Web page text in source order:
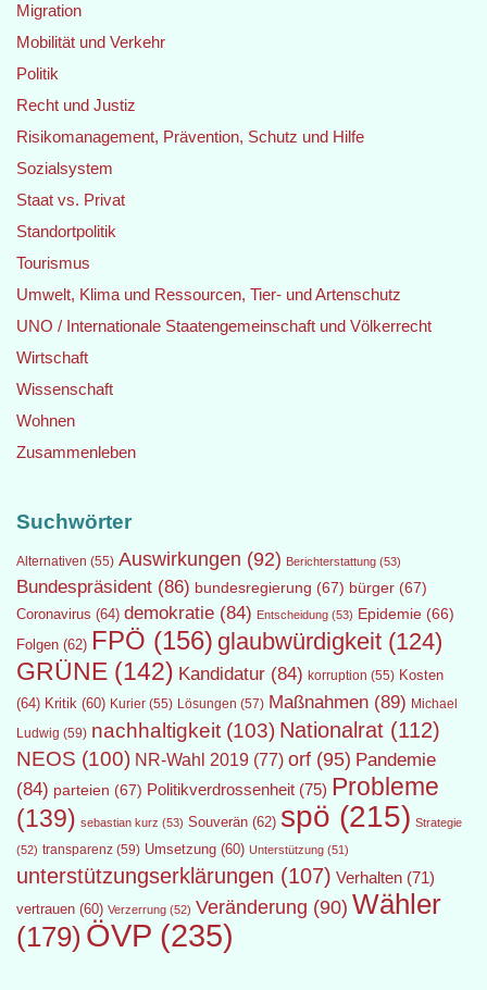
Migration
Mobilität und Verkehr
Politik
Recht und Justiz
Risikomanagement, Prävention, Schutz und Hilfe
Sozialsystem
Staat vs. Privat
Standortpolitik
Tourismus
Umwelt, Klima und Ressourcen, Tier- und Artenschutz
UNO / Internationale Staatengemeinschaft und Völkerrecht
Wirtschaft
Wissenschaft
Wohnen
Zusammenleben
Suchwörter
Alternativen (55) Auswirkungen (92) Berichterstattung (53)
Bundespräsident (86) bundesregierung (67) bürger (67)
Coronavirus (64) demokratie (84) Entscheidung (53) Epidemie (66)
Folgen (62) FPÖ (156) glaubwürdigkeit (124)
GRÜNE (142) Kandidatur (84) korruption (55) Kosten
(64) Kritik (60) Kurier (55) Lösungen (57) Maßnahmen (89) Michael
Ludwig (59) nachhaltigkeit (103) Nationalrat (112)
NEOS (100) NR-Wahl 2019 (77) orf (95) Pandemie
(84) parteien (67) Politikverdrossenheit (75) Probleme
(139) sebastian kurz (53) Souverän (62) spö (215) Strategie
(52) transparenz (59) Umsetzung (60) Unterstützung (51)
unterstützungserklärungen (107) Verhalten (71)
vertrauen (60) Verzerrung (52) Veränderung (90) Wähler
(179) ÖVP (235)